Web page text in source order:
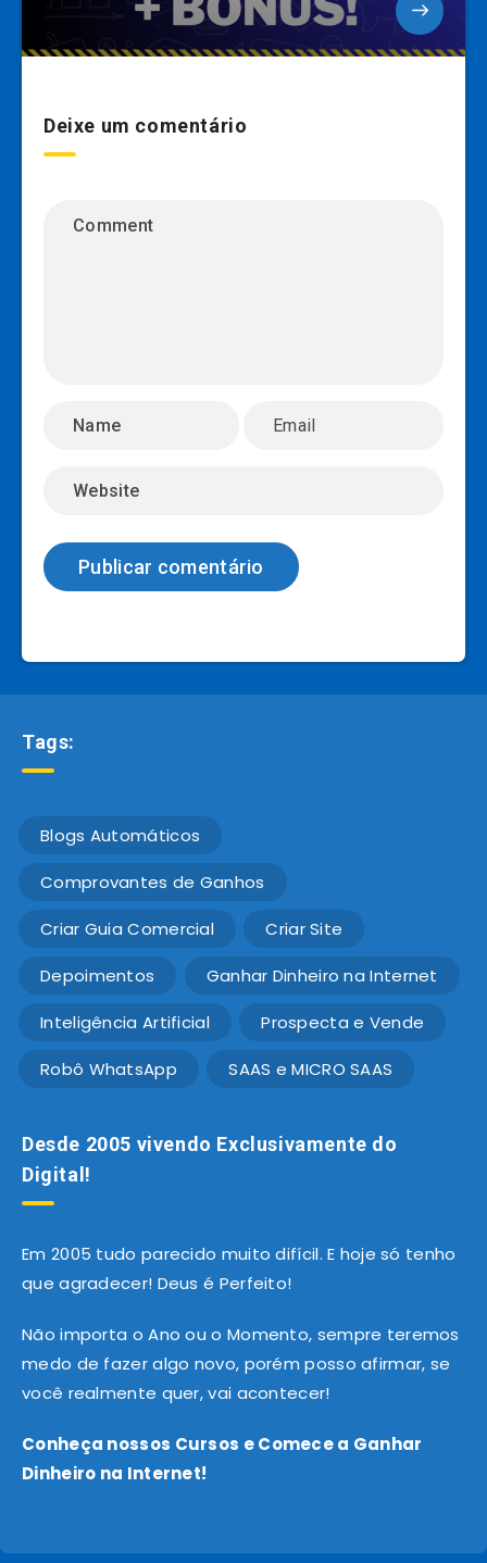
Deixe um comentário
Tags:
Blogs Automáticos
Comprovantes de Ganhos
Criar Guia Comercial Criar Site
Depoimentos Ganhar Dinheiro na Internet
Inteligência Artificial Prospecta e Vende
Robô WhatsApp SAAS e MICRO SAAS
Desde 2005 vivendo Exclusivamente do
Digital!
Em 2005 tudo parecido muito difícil. E hoje só tenho
que agradecer! Deus é Perfeito!
Não importa o Ano ou o Momento, sempre teremos
medo de fazer algo novo, porém posso afirmar, se
você realmente quer, vai acontecer!
Conheça nossos Cursos e Comece a Ganhar
Dinheiro na Internet!